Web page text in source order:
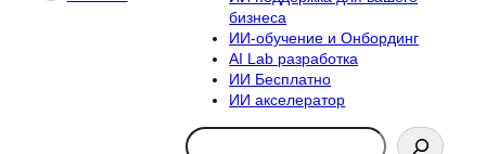
бизнеса
ИИ-обучение и Онбординг
AI Lab разработка
ИИ Бесплатно
ИИ акселератор
Search